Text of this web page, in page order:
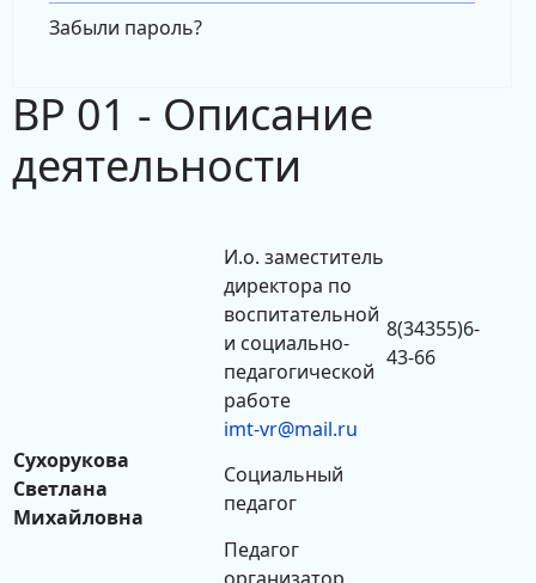
Забыли пароль?
ВР 01 - Описание
деятельности
И.о. заместитель
директора по
воспитательной
и социально-
педагогической
работе
imt-vr@mail.ru
8(34355)6-
43-66
Сухорукова
Светлана
Михайловна
Социальный
педагог
Педагог